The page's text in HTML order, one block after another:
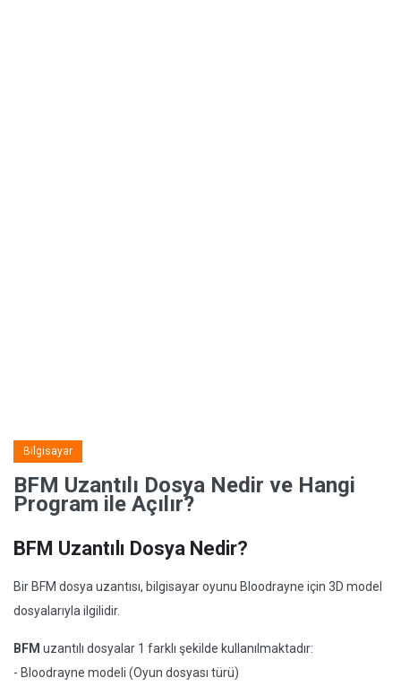
Bilgisayar
BFM Uzantılı Dosya Nedir ve Hangi
Program ile Açılır?
BFM Uzantılı Dosya Nedir?
Bir BFM dosya uzantısı, bilgisayar oyunu Bloodrayne için 3D model
dosyalarıyla ilgilidir.
BFM uzantılı dosyalar 1 farklı şekilde kullanılmaktadır:
- Bloodrayne modeli (Oyun dosyası türü)